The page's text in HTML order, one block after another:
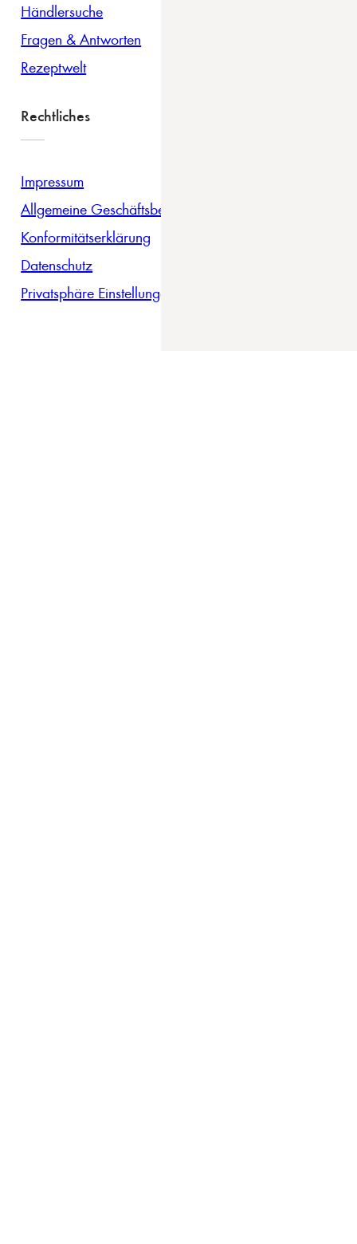
Händlersuche
Fragen & Antworten
Rezeptwelt
Rechtliches
Impressum
Allgemeine Geschäftsbedingungen
Konformitätserklärung
Datenschutz
Privatsphäre Einstellungen